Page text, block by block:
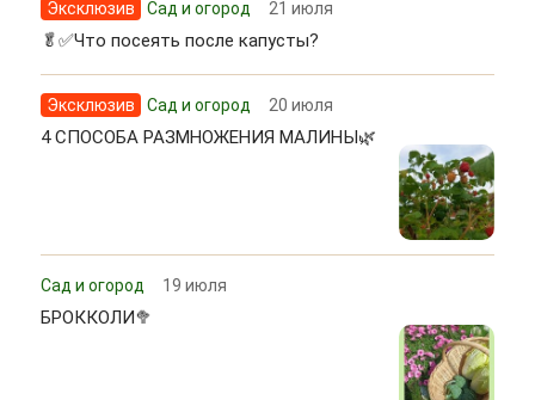
Эксклюзив Сад и огород 21 июля
🥬✅Что посеять после капусты?
Эксклюзив Сад и огород 20 июля
4 СПОСОБА РАЗМНОЖЕНИЯ МАЛИНЫ🌿
Сад и огород 19 июля
БРОККОЛИ🥦